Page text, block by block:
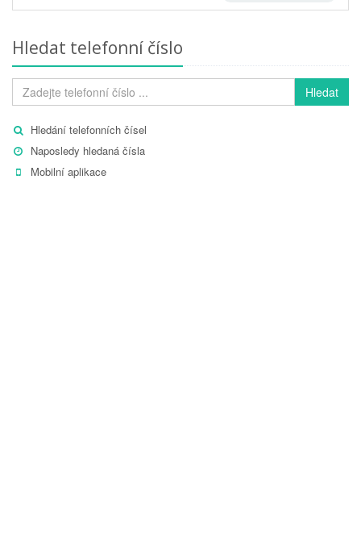
Hledat telefonní číslo
Hledat
Hledání telefonních čísel
Naposledy hledaná čísla
Mobilní aplikace